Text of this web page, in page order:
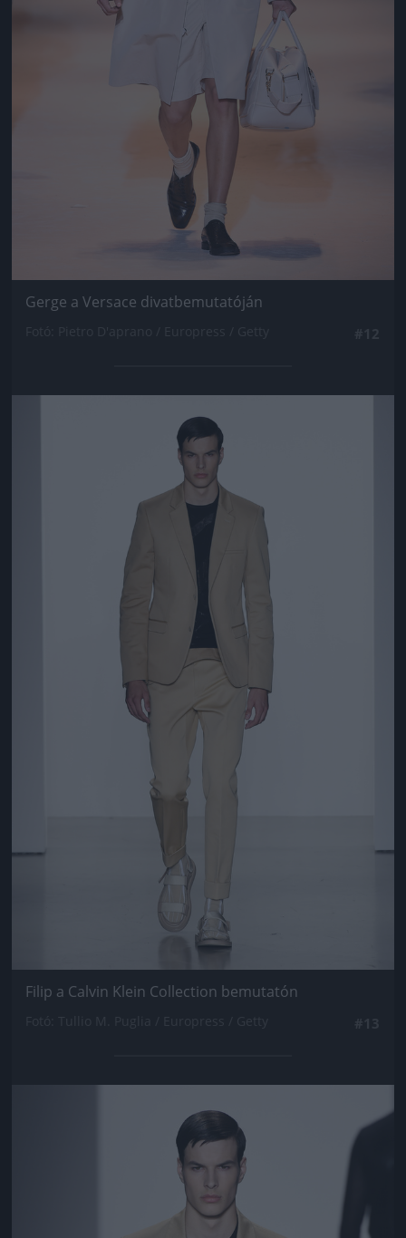
Gerge a Versace divatbemutatóján
Jön még kép!
Filip a Calvin Klein Collection bemutatón
Jön még kép!